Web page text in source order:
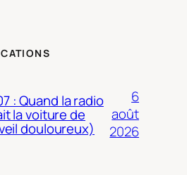
: Quand la radio
la voiture de
douloureux)
6
août
2026